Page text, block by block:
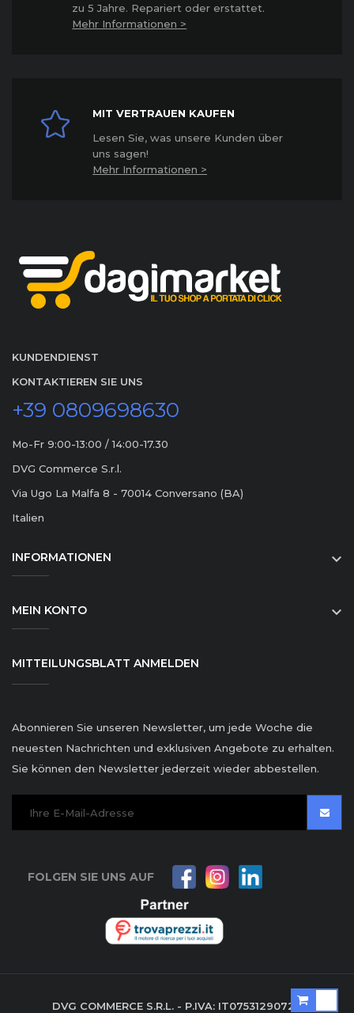
zu 5 Jahre. Repariert oder erstattet.
Mehr Informationen >
MIT VERTRAUEN KAUFEN
Lesen Sie, was unsere Kunden über
uns sagen!
Mehr Informationen >
KUNDENDIENST
KONTAKTIEREN SIE UNS
+39 0809698630
Mo-Fr 9:00-13:00 / 14:00-17.30
DVG Commerce S.r.l.
Via Ugo La Malfa 8 - 70014 Conversano (BA)
Italien
INFORMATIONEN 
MEIN KONTO 
MITTEILUNGSBLATT ANMELDEN
Abonnieren Sie unseren Newsletter, um jede Woche die
neuesten Nachrichten und exklusiven Angebote zu erhalten.
Sie können den Newsletter jederzeit wieder abbestellen.
FOLGEN SIE UNS AUF
DVG COMMERCE S.R.L. - P.IVA: IT07531290729